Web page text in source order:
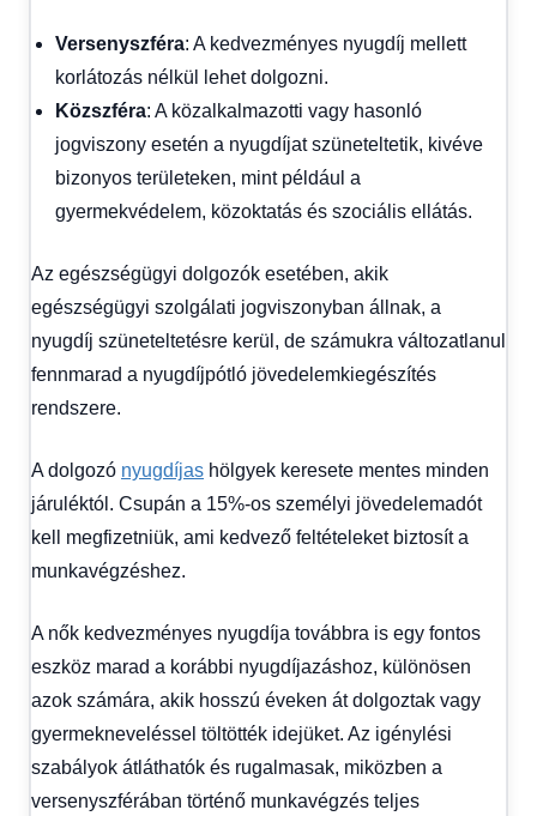
Versenyszféra: A kedvezményes nyugdíj mellett
korlátozás nélkül lehet dolgozni.
Közszféra: A közalkalmazotti vagy hasonló
jogviszony esetén a nyugdíjat szüneteltetik, kivéve
bizonyos területeken, mint például a
gyermekvédelem, közoktatás és szociális ellátás.
Az egészségügyi dolgozók esetében, akik
egészségügyi szolgálati jogviszonyban állnak, a
nyugdíj szüneteltetésre kerül, de számukra változatlanul
fennmarad a nyugdíjpótló jövedelemkiegészítés
rendszere.
A dolgozó nyugdíjas hölgyek keresete mentes minden
járuléktól. Csupán a 15%-os személyi jövedelemadót
kell megfizetniük, ami kedvező feltételeket biztosít a
munkavégzéshez.
A nők kedvezményes nyugdíja továbbra is egy fontos
eszköz marad a korábbi nyugdíjazáshoz, különösen
azok számára, akik hosszú éveken át dolgoztak vagy
gyermekneveléssel töltötték idejüket. Az igénylési
szabályok átláthatók és rugalmasak, miközben a
versenyszférában történő munkavégzés teljes